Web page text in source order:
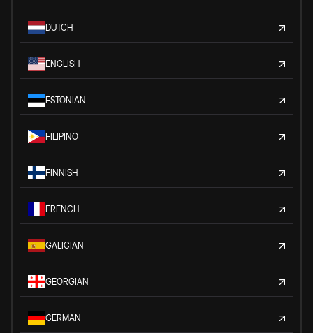
DUTCH
ENGLISH
ESTONIAN
FILIPINO
FINNISH
FRENCH
GALICIAN
GEORGIAN
GERMAN